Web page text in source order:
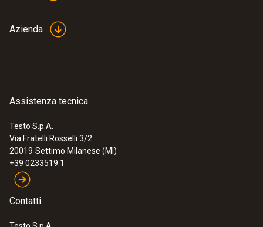
Azienda
Assistenza tecnica
Testo S.p.A.
Via Fratelli Rosselli 3/2
20019 Settimo Milanese (MI)
+39 0233519.1
Contatti: